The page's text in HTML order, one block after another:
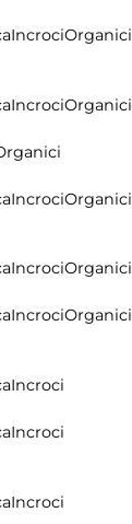
IncrociOrganici
IncrociOrganici
IncrociOrganici
IncrociOrganici
IncrociOrganici
Incroci
Incroci
Incroci